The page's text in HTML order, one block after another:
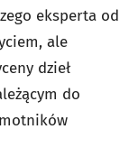
eksperta od
ale
dzieł
do